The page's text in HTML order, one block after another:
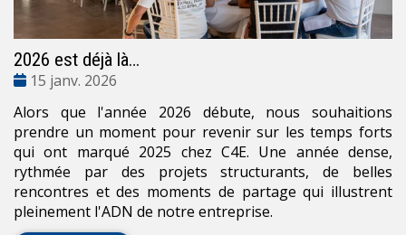
2026 est déjà là…
Date
15 janv. 2026
Alors que l'année 2026 débute, nous souhaitions
prendre un moment pour revenir sur les temps forts
qui ont marqué 2025 chez C4E. Une année dense,
rythmée par des projets structurants, de belles
rencontres et des moments de partage qui illustrent
pleinement l'ADN de notre entreprise.